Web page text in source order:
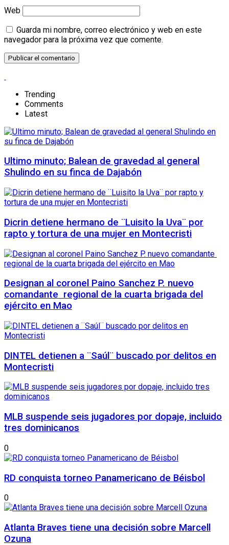
Web
Guarda mi nombre, correo electrónico y web en este
navegador para la próxima vez que comente.
Trending
Comments
Latest
Ultimo minuto; Balean de gravedad al general
Shulindo en su finca de Dajabón
Dicrin detiene hermano de ¨Luisito la Uva¨ por
rapto y tortura de una mujer en Montecristi
Designan al coronel Paino Sanchez P. nuevo
comandante regional de la cuarta brigada del
ejército en Mao
DINTEL detienen a ¨Saúl¨ buscado por delitos en
Montecristi
MLB suspende seis jugadores por dopaje, incluido
tres dominicanos
0
RD conquista torneo Panamericano de Béisbol
0
Atlanta Braves tiene una decisión sobre Marcell
Ozuna